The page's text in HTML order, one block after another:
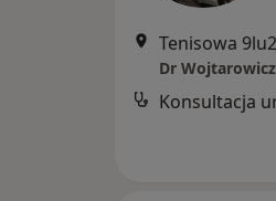
Tenisowa
Dr Wojtarowicz
Konsultacja